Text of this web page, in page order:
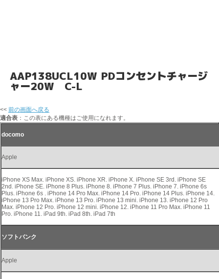
AAP138UCL10W PDコンセントチャージ
ャー20W C-L
<< 前の画面へ戻る
適合表 ：この表にある機種はご使用になれます。
docomo
Apple
iPhone XS Max. iPhone XS. iPhone XR. iPhone X. iPhone SE 3rd. iPhone SE
2nd. iPhone SE. iPhone 8 Plus. iPhone 8. iPhone 7 Plus. iPhone 7. iPhone 6s
Plus. iPhone 6s . iPhone 14 Pro Max. iPhone 14 Pro. iPhone 14 Plus. iPhone 14.
iPhone 13 Pro Max. iPhone 13 Pro. iPhone 13 mini. iPhone 13. iPhone 12 Pro
Max. iPhone 12 Pro. iPhone 12 mini. iPhone 12. iPhone 11 Pro Max. iPhone 11
Pro. iPhone 11. iPad 9th. iPad 8th. iPad 7th
ソフトバンク
Apple